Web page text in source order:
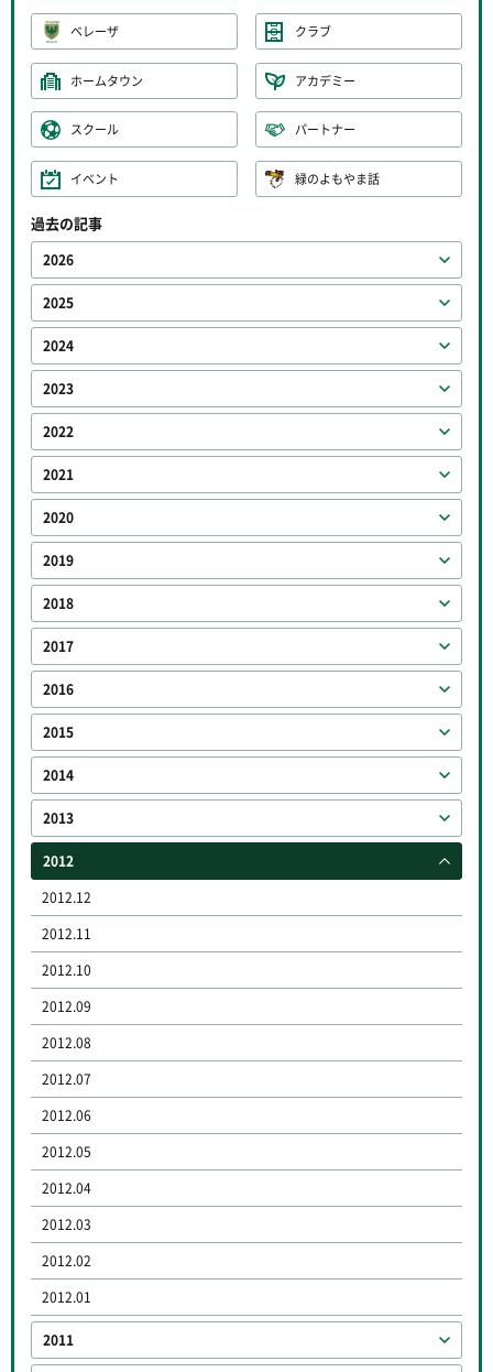
ベレーザ クラブ
ホームタウン アカデミー
スクール パートナー
イベント 緑のよもやま話
過去の記事
2026
2025
2024
2023
2022
2021
2020
2019
2018
2017
2016
2015
2014
2013
2012
2012.12
2012.11
2012.10
2012.09
2012.08
2012.07
2012.06
2012.05
2012.04
2012.03
2012.02
2012.01
2011